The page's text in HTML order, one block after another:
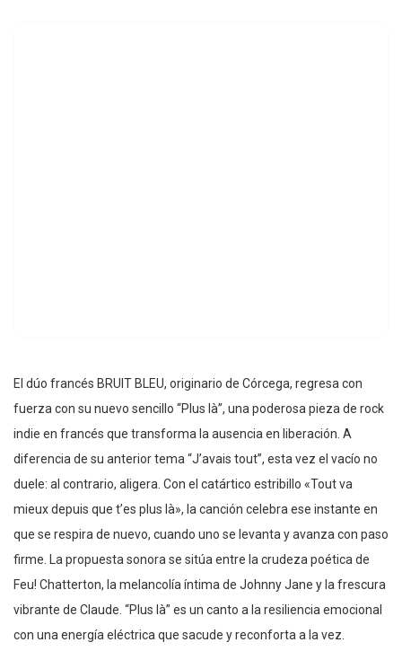
El dúo francés BRUIT BLEU, originario de Córcega, regresa con
fuerza con su nuevo sencillo “Plus là”, una poderosa pieza de rock
indie en francés que transforma la ausencia en liberación. A
diferencia de su anterior tema “J’avais tout”, esta vez el vacío no
duele: al contrario, aligera. Con el catártico estribillo «Tout va
mieux depuis que t’es plus là», la canción celebra ese instante en
que se respira de nuevo, cuando uno se levanta y avanza con paso
firme. La propuesta sonora se sitúa entre la crudeza poética de
Feu! Chatterton, la melancolía íntima de Johnny Jane y la frescura
vibrante de Claude. “Plus là” es un canto a la resiliencia emocional
con una energía eléctrica que sacude y reconforta a la vez.